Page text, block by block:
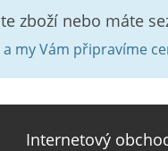
zboží nebo máte
my Vám připravíme
Internetový